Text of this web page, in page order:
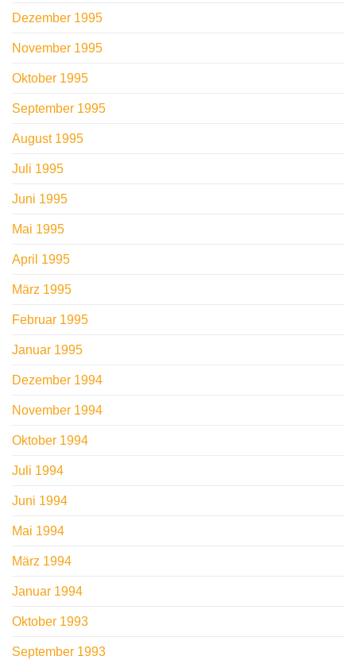
Dezember 1995
November 1995
Oktober 1995
September 1995
August 1995
Juli 1995
Juni 1995
Mai 1995
April 1995
März 1995
Februar 1995
Januar 1995
Dezember 1994
November 1994
Oktober 1994
Juli 1994
Juni 1994
Mai 1994
März 1994
Januar 1994
Oktober 1993
September 1993